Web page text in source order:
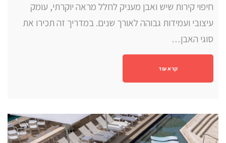
חיפוי קירות שיש ואבן מעניק לחלל מראה יוקרתי, עומק
עיצובי ועמידות גבוהה לאורך שנים. במדריך זה תכירו את
סוגי האבן…
קרא עוד